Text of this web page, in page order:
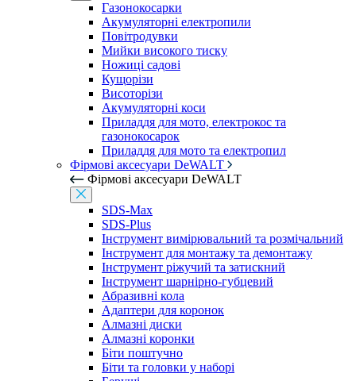
Газонокосарки
Акумуляторні електропили
Повітродувки
Мийки високого тиску
Ножиці садові
Кущорізи
Висоторізи
Акумуляторні коси
Приладдя для мото, електрокос та
газонокосарок
Приладдя для мото та електропил
Фірмові аксесуари DeWALT
Фірмові аксесуари DeWALT
SDS-Max
SDS-Plus
Інструмент вимірювальний та розмічальний
Інструмент для монтажу та демонтажу
Інструмент ріжучий та затискний
Інструмент шарнірно-губцевий
Абразивні кола
Адаптери для коронок
Алмазні диски
Алмазні коронки
Біти поштучно
Біти та головки у наборі